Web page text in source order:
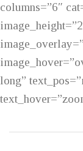
columns=”6″
long”